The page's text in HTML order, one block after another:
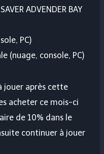
ADVENDER BAY
PC)
(nuage, console, PC)
jouer après cette
acheter ce mois-ci
de 10% dans le
continuer à jouer